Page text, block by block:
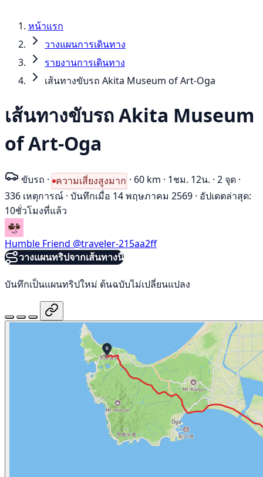
หน้าแรก
วางแผนการเดินทาง
รายงานการเดินทาง
เส้นทางขับรถ Akita Museum of Art-Oga
เส้นทางขับรถ Akita Museum
of Art-Oga
ขับรถ · ความเสี่ยงสูงมาก · 60 km · 1ชม. 12น. · 2 จุด ·
336 เหตุการณ์ · บันทึกเมื่อ 14 พฤษภาคม 2569 · อัปเดตล่าสุด:
10ชั่วโมงที่แล้ว
Humble Friend @traveler-215aa2ff
วางแผนทริปจากเส้นทางนี้
บันทึกเป็นแผนทริปใหม่ ต้นฉบับไม่เปลี่ยนแปลง